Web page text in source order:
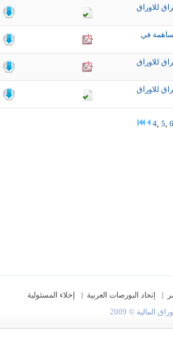
للاوراق
في
للاوراق
للاوراق
4 5 6
| إتحاد البورصات العربية |
إخلاء المسئولية
© 2009